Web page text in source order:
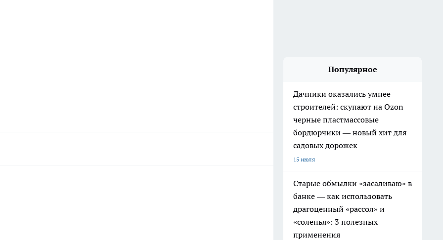
Популярное
Дачники оказались умнее
строителей: скупают на Ozon
черные пластмассовые
бордюрчики — новый хит для
садовых дорожек
15 июля
Старые обмылки «засаливаю» в
банке — как использовать
драгоценный «рассол» и
«соленья»: 3 полезных
применения